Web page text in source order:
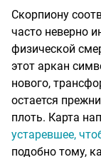
Скорпиону
часто неверно
физической
этот аркан
нового,
остается
плоть. Карта
устаревшее,
подобно тому,